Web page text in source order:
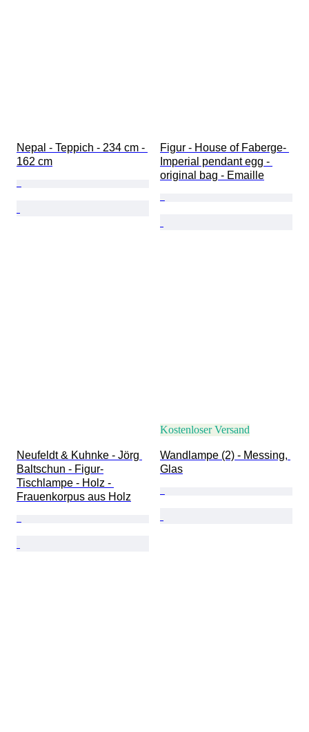
Nepal - Teppich - 234 cm -
162 cm
Figur - House of Faberge-
Imperial pendant egg -
original bag - Emaille
Neufeldt & Kuhnke - Jörg
Baltschun - Figur-
Tischlampe - Holz -
Frauenkorpus aus Holz
Kostenloser Versand
Wandlampe (2) - Messing,
Glas